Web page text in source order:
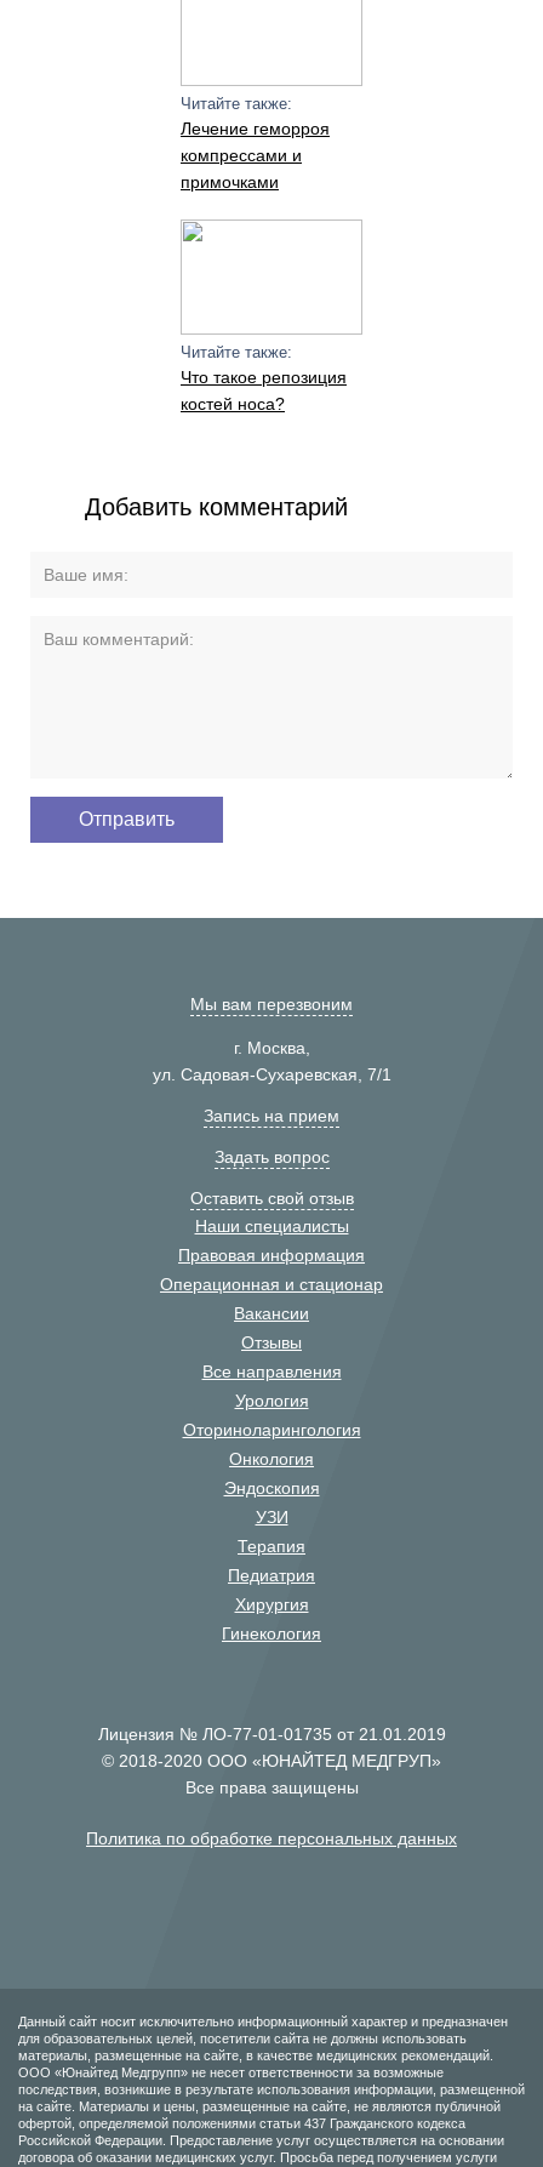
Читайте также:
Лечение геморроя
компрессами и
примочками
Читайте также:
Что такое репозиция
костей носа?
Добавить комментарий
Мы вам перезвоним
г. Москва,
ул. Садовая-Сухаревская, 7/1
Запись на прием
Задать вопрос
Оставить свой отзыв
Наши специалисты
Правовая информация
Операционная и стационар
Вакансии
Отзывы
Все направления
Урология
Оториноларингология
Онкология
Эндоскопия
УЗИ
Терапия
Педиатрия
Хирургия
Гинекология
Лицензия № ЛО-77-01-01735 от 21.01.2019
© 2018-2020 ООО «ЮНАЙТЕД МЕДГРУП»
Все права защищены
Политика по обработке персональных данных
Данный сайт носит исключительно информационный характер и предназначен
для образовательных целей, посетители сайта не должны использовать
материалы, размещенные на сайте, в качестве медицинских рекомендаций.
ООО «Юнайтед Медгрупп» не несет ответственности за возможные
последствия, возникшие в результате использования информации, размещенной
на сайте. Материалы и цены, размещенные на сайте, не являются публичной
офертой, определяемой положениями статьи 437 Гражданского кодекса
Российской Федерации. Предоставление услуг осуществляется на основании
договора об оказании медицинских услуг. Просьба перед получением услуги